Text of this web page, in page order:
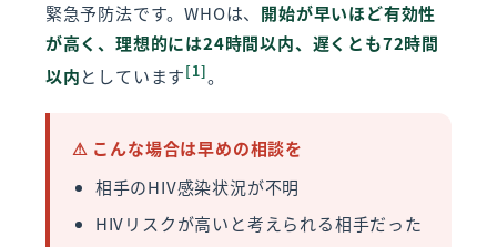
緊急予防法です。WHOは、 開始が早いほど有効性
が高く、理想的には24時間以内、遅くとも72時間
以内としています[1]。
⚠ こんな場合は早めの相談を
相手のHIV感染状況が不明
HIVリスクが高いと考えられる相手だった